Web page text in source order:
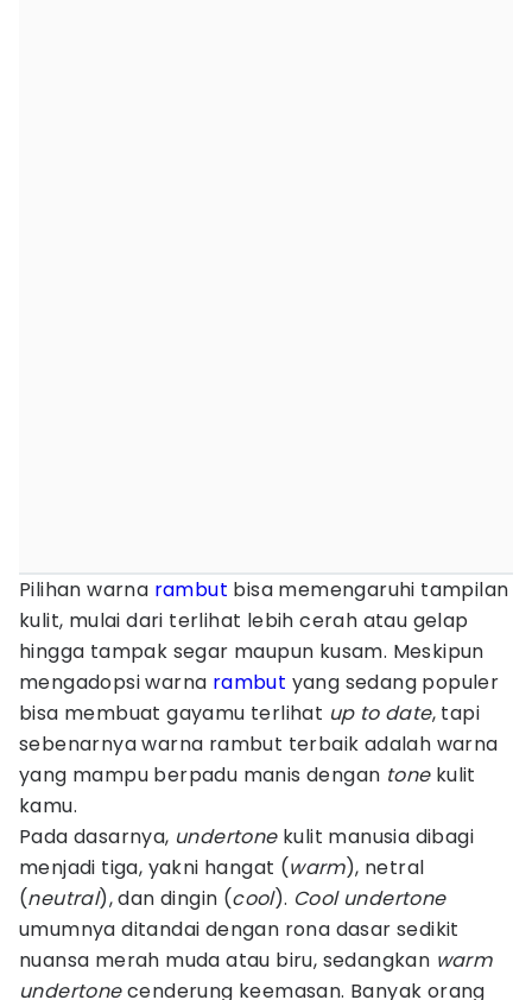
Pilihan warna rambut bisa memengaruhi tampilan
kulit, mulai dari terlihat lebih cerah atau gelap
hingga tampak segar maupun kusam. Meskipun
mengadopsi warna rambut yang sedang populer
bisa membuat gayamu terlihat up to date, tapi
sebenarnya warna rambut terbaik adalah warna
yang mampu berpadu manis dengan tonekulit
kamu.
Pada dasarnya, undertonekulit manusia dibagi
menjadi tiga, yakni hangat (warm), netral
(neutral), dan dingin (cool). Cool undertone
umumnya ditandai dengan rona dasar sedikit
nuansa merah muda atau biru, sedangkan warm
undertonecenderung keemasan. Banyak orang